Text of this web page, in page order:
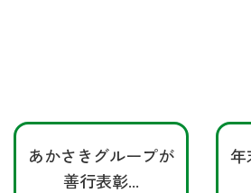
あかさきグループが
善行表彰...
年